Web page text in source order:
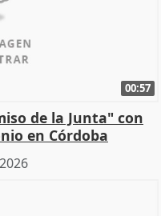
00:57
de la Junta" con
en Córdoba